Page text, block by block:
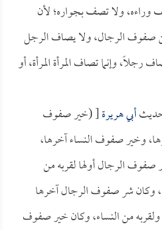
وراءه، ولا تصف بجواره؛ لأن
الرجال، ولا يصاف الرجل
رجلاً، وإنما تصاف المرأة المرأة، أو
حديثأبي هريرة[ (خير صفوف
وخير صفوف النساء آخرها،
صفوف الرجال أولها لقربه من
وكان شر صفوف الرجال آخرها
ولقربه من النساء، وكان خير صفوف